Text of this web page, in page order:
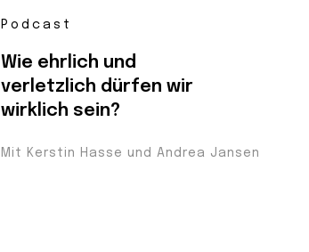
Podcast
Wie ehrlich und
verletzlich dürfen wir
wirklich sein?
Mit Kerstin Hasse und Andrea Jansen